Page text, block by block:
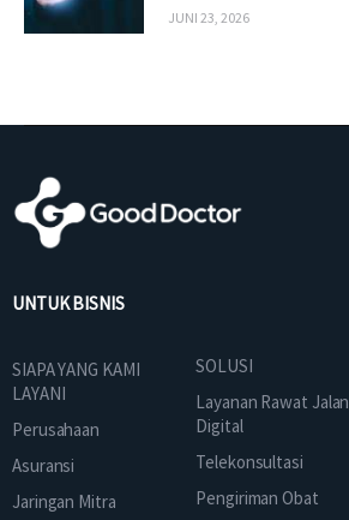
JUNI 23, 2026
UNTUK BISNIS
SIAPA YANG KAMI
LAYANI
Perusahaan
Asuransi
Jaringan Mitra
SOLUSI
Layanan Rawat Jalan
Digital
Telekonsultasi
Pengiriman Obat